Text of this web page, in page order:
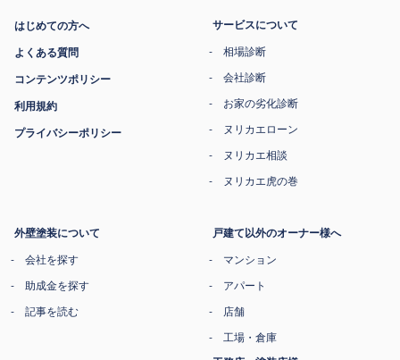
はじめての方へ
よくある質問
コンテンツポリシー
利用規約
プライバシーポリシー
サービスについて
相場診断
会社診断
お家の劣化診断
ヌリカエローン
ヌリカエ相談
ヌリカエ虎の巻
外壁塗装について
会社を探す
助成金を探す
記事を読む
戸建て以外のオーナー様へ
マンション
アパート
店舗
工場・倉庫